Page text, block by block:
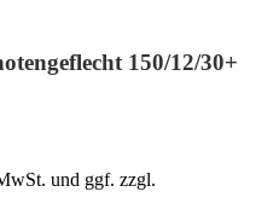
150/12/30+
und ggf. zzgl.